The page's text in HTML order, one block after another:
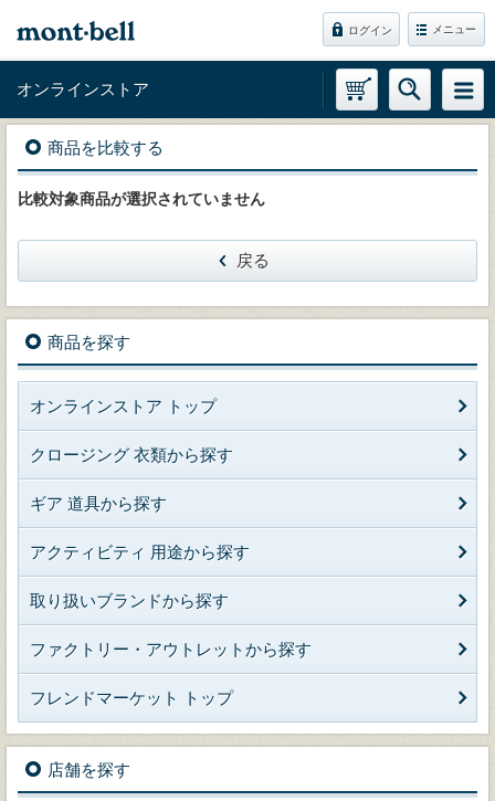
ログイン メニュー
オンラインストア
商品を比較する
比較対象商品が選択されていません
戻る
商品を探す
オンラインストア トップ
クロージング 衣類から探す
ギア 道具から探す
アクティビティ 用途から探す
取り扱いブランドから探す
ファクトリー・アウトレットから探す
フレンドマーケット トップ
店舗を探す